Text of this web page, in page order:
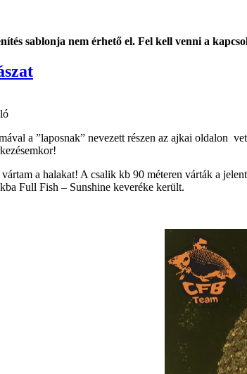
sablonja nem érhető el. Fel kell venni a
a ”laposnak” nevezett részen az ajkai oldalon
a halakat! A csalik kb 90 méteren várták a
Full Fish – Sunshine keveréke került.